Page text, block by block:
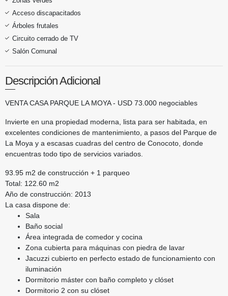
Acceso discapacitados
Árboles frutales
Circuito cerrado de TV
Salón Comunal
Descripción Adicional
VENTA CASA PARQUE LA MOYA - USD 73.000 negociables
Invierte en una propiedad moderna, lista para ser habitada, en
excelentes condiciones de mantenimiento, a pasos del Parque de
La Moya y a escasas cuadras del centro de Conocoto, donde
encuentras todo tipo de servicios variados.
93.95 m2 de construcción + 1 parqueo
Total: 122.60 m2
Año de construcción: 2013
La casa dispone de:
Sala
Baño social
Área integrada de comedor y cocina
Zona cubierta para máquinas con piedra de lavar
Jacuzzi cubierto en perfecto estado de funcionamiento con
iluminación
Dormitorio máster con baño completo y clóset
Dormitorio 2 con su clóset